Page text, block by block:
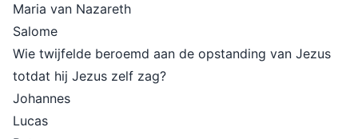
Maria van Nazareth
Salome
Wie twijfelde beroemd aan de opstanding van Jezus
totdat hij Jezus zelf zag?
Johannes
Lucas